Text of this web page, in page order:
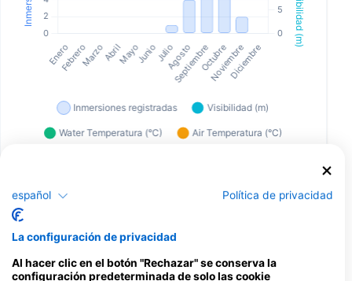
Dive Centers que ofrecen servicios en
este lugar de buceo
español Política de privacidad
La configuración de privacidad
Al hacer clic en el botón "Rechazar" se conserva la
configuración predeterminada de solo las cookie